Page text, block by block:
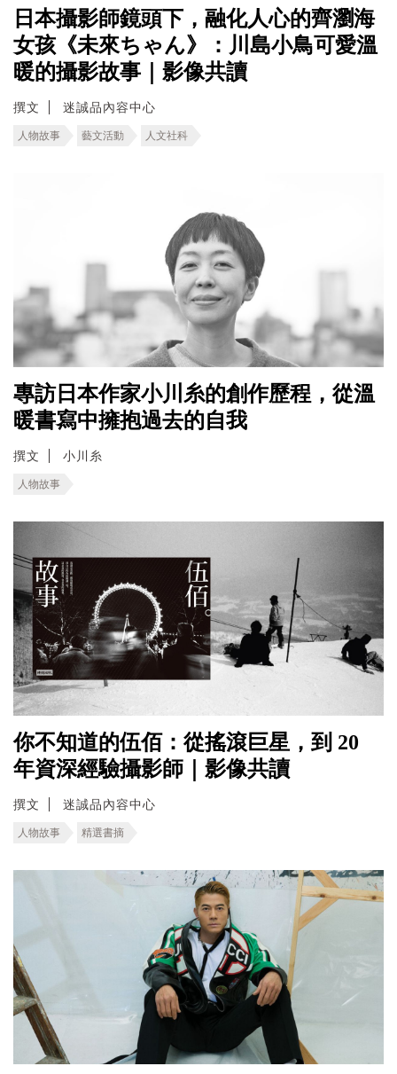
日本攝影師鏡頭下，融化人心的齊瀏海
女孩《未來ちゃん》：川島小鳥可愛溫
暖的攝影故事｜影像共讀
撰文 迷誠品內容中心
人物故事 藝文活動 人文社科
專訪日本作家小川糸的創作歷程，從溫
暖書寫中擁抱過去的自我
撰文 小川糸
人物故事
你不知道的伍佰：從搖滾巨星，到 20
年資深經驗攝影師｜影像共讀
撰文 迷誠品內容中心
人物故事 精選書摘